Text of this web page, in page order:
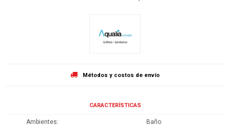
Métodos y costos de envío
CARACTERÍSTICAS
Ambientes Baño